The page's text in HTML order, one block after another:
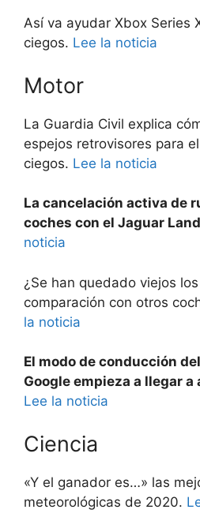
Así va ayudar Xbox Series
ciegos. Lee la noticia
Motor
La Guardia Civil explica
espejos retrovisores para
ciegos. Lee la noticia
La cancelación activa de
coches con el Jaguar
noticia
¿Se han quedado viejos
comparación con otros
la noticia
El modo de conducción
Google empieza a llegar
Lee la noticia
Ciencia
«Y el ganador es…» las
meteorológicas de 2020.